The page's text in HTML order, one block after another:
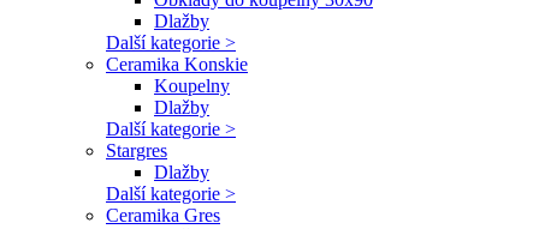
Dlažby
Další kategorie >
Ceramika Konskie
Koupelny
Dlažby
Další kategorie >
Stargres
Dlažby
Další kategorie >
Ceramika Gres